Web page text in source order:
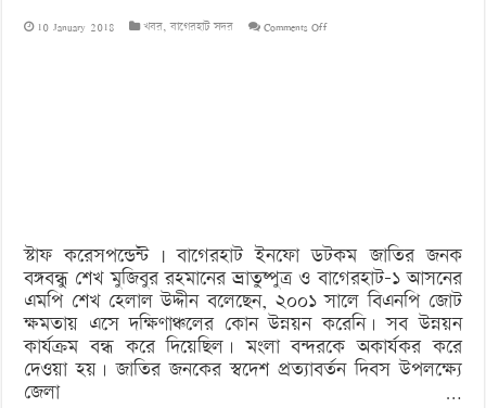
10 January 2018 খবর,বাগেরহাট সদর Comments Offon
স্টাফ করেসপন্ডেন্ট | বাগেরহাট ইনফো ডটকম জাতির জনক
বঙ্গবন্ধু শেখ মুজিবুর রহমানের ভ্রাতুষ্পুত্র ও বাগেরহাট-১ আসনের
এমপি শেখ হেলাল উদ্দীন বলেছেন, ২০০১ সালে বিএনপি জোট
ক্ষমতায় এসে দক্ষিণাঞ্চলের কোন উন্নয়ন করেনি। সব উন্নয়ন
কার্যক্রম বন্ধ করে দিয়েছিল। মংলা বন্দরকে অকার্যকর করে
দেওয়া হয়। জাতির জনকের স্বদেশ প্রত্যাবর্তন দিবস উপলক্ষ্যে
জেলা …